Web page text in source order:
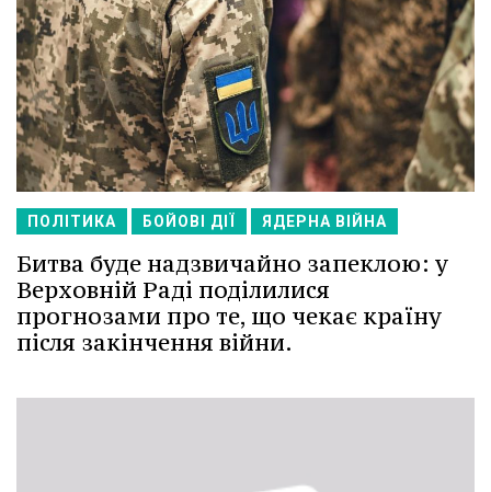
ПОЛІТИКА БОЙОВІ ДІЇ ЯДЕРНА ВІЙНА
Битва буде надзвичайно запеклою: у
Верховній Раді поділилися
прогнозами про те, що чекає країну
після закінчення війни.